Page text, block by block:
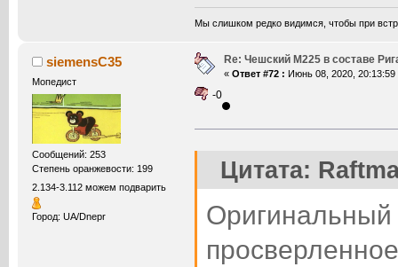
Мы слишком редко видимся, чтобы при
siemensC35
Мопедист
Сообщений: 253
Степень оранжевости: 199
2.134-3.112 можем подварить
Город: UA/Dnepr
Re: Чешский М225 в составе
« Ответ #72 : Июнь 08, 2020, 20:13:59
-0
Цитата: